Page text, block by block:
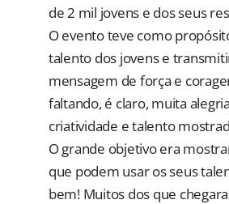
de 2 mil jovens e dos seus
O evento teve como
talento dos jovens e
mensagem de força e
faltando, é claro, muita
criatividade e talento
O grande objetivo era
que podem usar os seus
bem! Muitos dos que